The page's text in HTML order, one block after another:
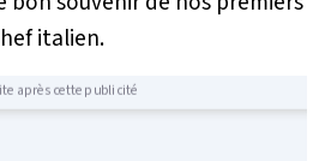
italien.
après cette publicité